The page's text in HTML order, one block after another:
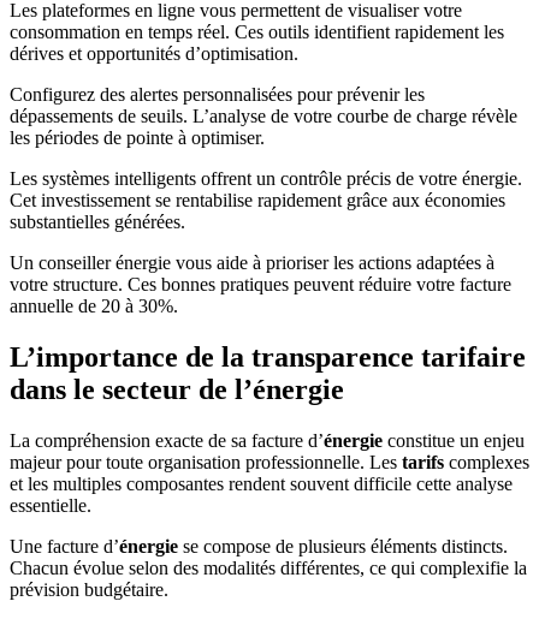
Les plateformes en ligne vous permettent de visualiser votre
consommation en temps réel. Ces outils identifient rapidement les
dérives et opportunités d’optimisation.
Configurez des alertes personnalisées pour prévenir les
dépassements de seuils. L’analyse de votre courbe de charge révèle
les périodes de pointe à optimiser.
Les systèmes intelligents offrent un contrôle précis de votre énergie.
Cet investissement se rentabilise rapidement grâce aux économies
substantielles générées.
Un conseiller énergie vous aide à prioriser les actions adaptées à
votre structure. Ces bonnes pratiques peuvent réduire votre facture
annuelle de 20 à 30%.
L’importance de la transparence tarifaire
dans le secteur de l’énergie
La compréhension exacte de sa facture d’énergie constitue un enjeu
majeur pour toute organisation professionnelle. Les tarifs complexes
et les multiples composantes rendent souvent difficile cette analyse
essentielle.
Une facture d’énergie se compose de plusieurs éléments distincts.
Chacun évolue selon des modalités différentes, ce qui complexifie la
prévision budgétaire.